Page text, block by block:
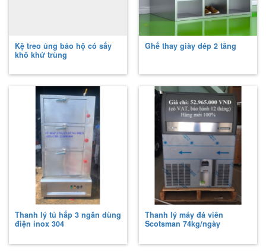
Kệ treo ủng bảo hộ có sấy
khô khử trùng
Ghế thay giày dép 2 tầng
Thanh lý tủ hấp 3 ngăn dùng
điện inox 304
Thanh lý máy đá viên
Scotsman 74kg/ngày